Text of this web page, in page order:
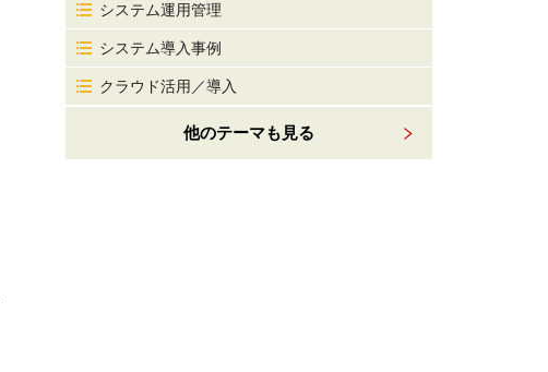
システム運用管理
システム導入事例
クラウド活用／導入
他のテーマも見る